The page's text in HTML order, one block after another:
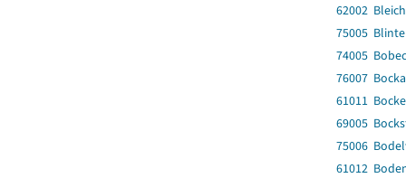
62002
75005
74005
76007 Bocka
61011
69005
75006
61012